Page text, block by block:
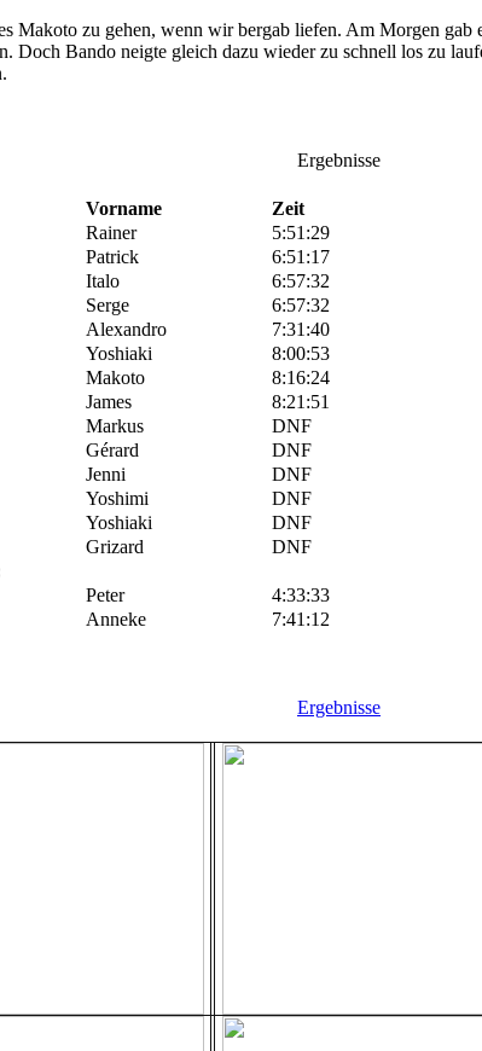
Makoto zu gehen, wenn wir bergab liefen. Am Morgen
Doch Bando neigte gleich dazu wieder zu schnell los zu
Ergebnisse
Vorname Zeit
Rainer 5:51:29
Patrick 6:51:17
Italo 6:57:32
Serge 6:57:32
Alexandro 7:31:40
Yoshiaki 8:00:53
Makoto 8:16:24
James 8:21:51
Markus DNF
Gérard DNF
Jenni DNF
Yoshimi DNF
Yoshiaki DNF
Grizard DNF
Peter 4:33:33
Anneke 7:41:12
Ergebnisse